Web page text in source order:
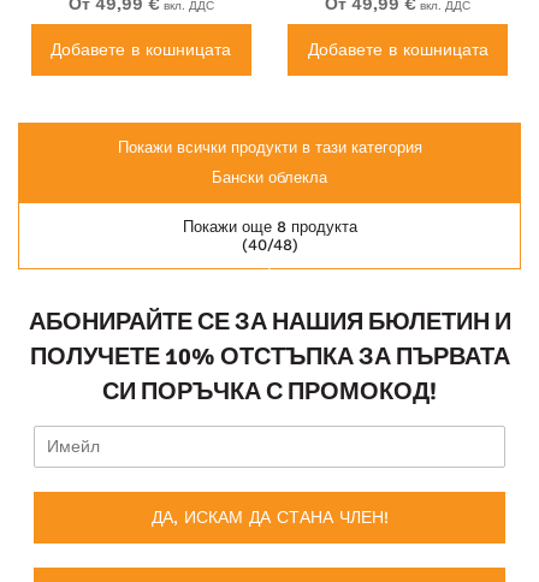
вкл. ДДС
Добавете в кошницата
вкл. ДДС
Добавете в кошницата
Покажи всички продукти в тази категория
Бански облекла
(40/48)
Покажи още 8 продукта
АБОНИРАЙТЕ СЕ ЗА НАШИЯ БЮЛЕТИН И
ПОЛУЧЕТЕ 10% ОТСТЪПКА ЗА ПЪРВАТА
СИ ПОРЪЧКА С ПРОМОКОД!
ДА, ИСКАМ ДА СТАНА ЧЛЕН!